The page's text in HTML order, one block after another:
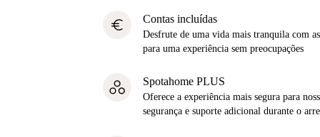
euro Contas incluídas
Desfrute de uma vida mais tranquila com
para uma experiência sem preocupações
Spotahome PLUS
Oferece a experiência mais segura para
segurança e suporte adicional durante o